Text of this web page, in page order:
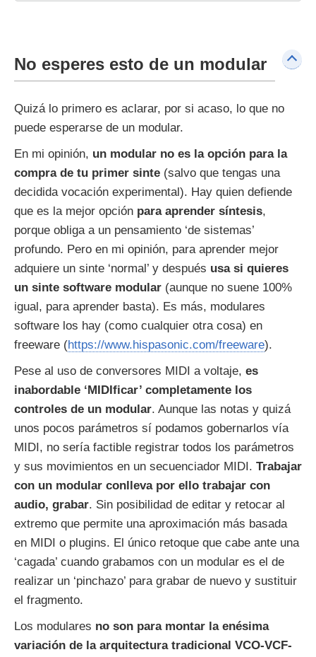
No esperes esto de un modular
Quizá lo primero es aclarar, por si acaso, lo que no
puede esperarse de un modular.
En mi opinión, un modular no es la opción para la
compra de tu primer sinte (salvo que tengas una
decidida vocación experimental). Hay quien defiende
que es la mejor opción para aprender síntesis,
porque obliga a un pensamiento ‘de sistemas’
profundo. Pero en mi opinión, para aprender mejor
adquiere un sinte ‘normal’ y después usa si quieres
un sinte software modular (aunque no suene 100%
igual, para aprender basta). Es más, modulares
software los hay (como cualquier otra cosa) en
freeware (https://www.hispasonic.com/freeware).
Pese al uso de conversores MIDI a voltaje, es
inabordable ‘MIDIficar’ completamente los
controles de un modular. Aunque las notas y quizá
unos pocos parámetros sí podamos gobernarlos vía
MIDI, no sería factible registrar todos los parámetros
y sus movimientos en un secuenciador MIDI. Trabajar
con un modular conlleva por ello trabajar con
audio, grabar. Sin posibilidad de editar y retocar al
extremo que permite una aproximación más basada
en MIDI o plugins. El único retoque que cabe ante una
‘cagada’ cuando grabamos con un modular es el de
realizar un ‘pinchazo’ para grabar de nuevo y sustituir
el fragmento.
Los modulares no son para montar la enésima
variación de la arquitectura tradicional VCO-VCF-